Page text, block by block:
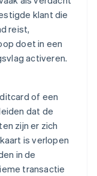
klant die
reist,
doet in een
activeren.
of een
dat de
zijn er zich
is verlopen
in de
transactie